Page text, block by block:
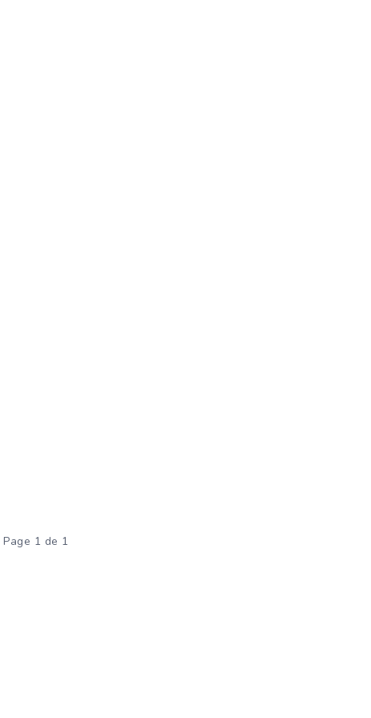
Page 1 de 1